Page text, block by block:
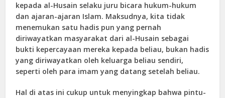
kepada al-Husain selaku juru bicara hukum-hukum
dan ajaran-ajaran Islam. Maksudnya, kita tidak
menemukan satu hadis pun yang pernah
diriwayatkan masyarakat dari al-Husain sebagai
bukti kepercayaan mereka kepada beliau, bukan hadis
yang diriwayatkan oleh keluarga beliau sendiri,
seperti oleh para imam yang datang setelah beliau.
Hal di atas ini cukup untuk menyingkap bahwa pintu-